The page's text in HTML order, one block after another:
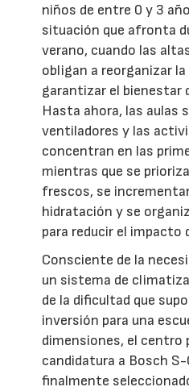
niños de entre 0 y 3
situación que afronta
verano, cuando las
obligan a reorganizar
garantizar el bienestar
Hasta ahora, las aulas
ventiladores y las
concentran en las
mientras que se
frescos, se
hidratación y se
para reducir el impacto
Consciente de la
un sistema de
de la dificultad que
inversión para una
dimensiones, el centro
candidatura a Bosch S-
finalmente